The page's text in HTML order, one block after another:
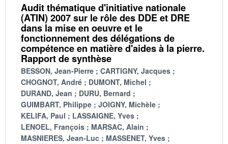
Audit thématique d'initiative nationale
(ATIN) 2007 sur le rôle des DDE et DRE
dans la mise en oeuvre et le
fonctionnement des délégations de
compétence en matière d'aides à la pierre.
Rapport de synthèse
BESSON, Jean-Pierre
CARTIGNY, Jacques
CHOGNOT, André
DUMONT, Michel
DURAND, Jean
DURU, Bernard
GUIMBART, Philippe
JOIGNY, Michèle
KELIFA, Paul
LASSAIGNE, Yves
LENOEL, François
MARSAC, Alain
MASNIERES, Jean-Luc
MASSENET, Yves